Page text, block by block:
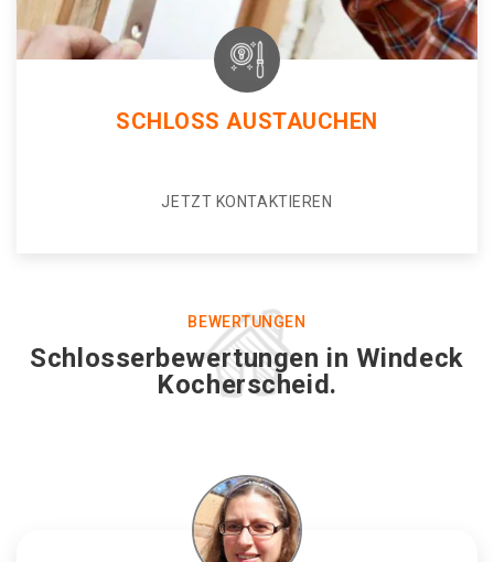
SCHLOSS AUSTAUCHEN
JETZT KONTAKTIEREN
BEWERTUNGEN
Schlosserbewertungen in Windeck
Kocherscheid.